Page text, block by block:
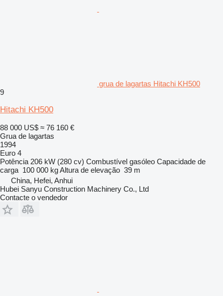
grua de lagartas Hitachi KH500
9
Hitachi KH500
88 000 US$ ≈ 76 160 €
Grua de lagartas
1994
Euro 4
Potência 206 kW (280 cv) Combustível gasóleo Capacidade de
carga 100 000 kgAltura de elevação 39 m
China, Hefei, Anhui
Hubei Sanyu Construction Machinery Co., Ltd
Contacte o vendedor